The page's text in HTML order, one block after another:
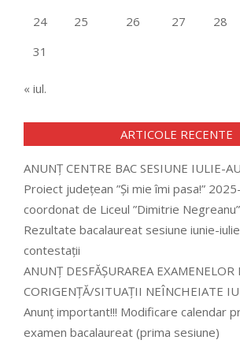
24
25 26 27 28
31
« iul.
ARTICOLE RECENTE
ANUNȚ CENTRE BAC SESIUNE IULIE-
Proiect județean ”Și mie îmi pasa!”
coordonat de Liceul ”Dimitrie
Rezultate bacalaureat sesiune iunie-
contestații
ANUNȚ DESFĂȘURAREA EXAMENELOR
CORIGENȚĂ/SITUAȚII NEÎNCHEIATE
Anunț important!!! Modificare calendar
examen bacalaureat (prima sesiune)